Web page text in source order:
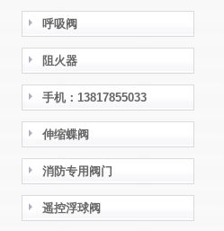
呼吸阀
阻火器
手机：13817855033
伸缩蝶阀
消防专用阀门
遥控浮球阀